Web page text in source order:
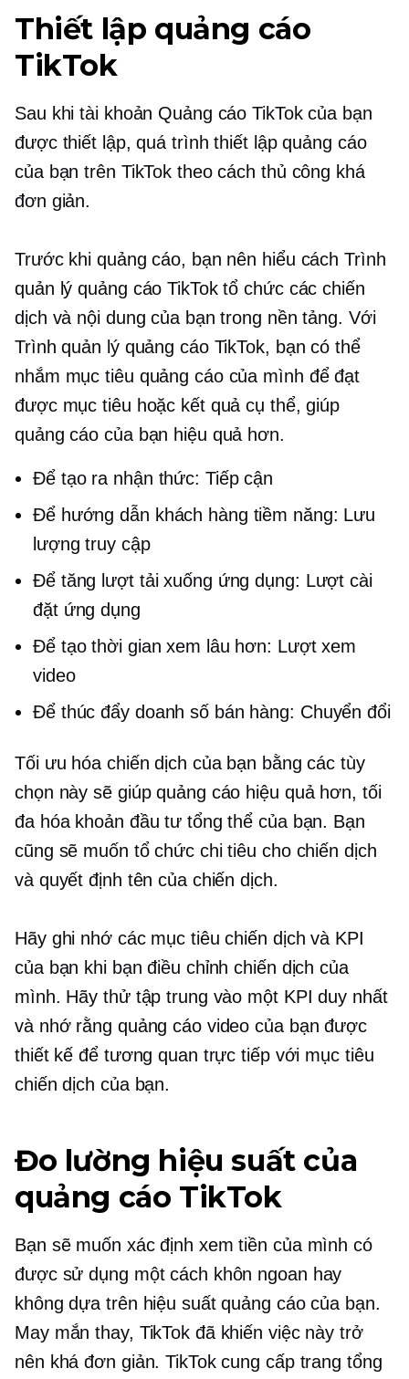
Thiết lập quảng cáo
TikTok
Sau khi tài khoản Quảng cáo TikTok của bạn
được thiết lập, quá trình thiết lập quảng cáo
của bạn trên TikTok theo cách thủ công khá
đơn giản.
Trước khi quảng cáo, bạn nên hiểu cách Trình
quản lý quảng cáo TikTok tổ chức các chiến
dịch và nội dung của bạn trong nền tảng. Với
Trình quản lý quảng cáo TikTok, bạn có thể
nhắm mục tiêu quảng cáo của mình để đạt
được mục tiêu hoặc kết quả cụ thể, giúp
quảng cáo của bạn hiệu quả hơn.
Để tạo ra nhận thức: Tiếp cận
Để hướng dẫn khách hàng tiềm năng: Lưu
lượng truy cập
Để tăng lượt tải xuống ứng dụng: Lượt cài
đặt ứng dụng
Để tạo thời gian xem lâu hơn: Lượt xem
video
Để thúc đẩy doanh số bán hàng: Chuyển đổi
Tối ưu hóa chiến dịch của bạn bằng các tùy
chọn này sẽ giúp quảng cáo hiệu quả hơn, tối
đa hóa khoản đầu tư tổng thể của bạn. Bạn
cũng sẽ muốn tổ chức chi tiêu cho chiến dịch
và quyết định tên của chiến dịch.
Hãy ghi nhớ các mục tiêu chiến dịch và KPI
của bạn khi bạn điều chỉnh chiến dịch của
mình. Hãy thử tập trung vào một KPI duy nhất
và nhớ rằng quảng cáo video của bạn được
thiết kế để tương quan trực tiếp với mục tiêu
chiến dịch của bạn.
Đo lường hiệu suất của
quảng cáo TikTok
Bạn sẽ muốn xác định xem tiền của mình có
được sử dụng một cách khôn ngoan hay
không dựa trên hiệu suất quảng cáo của bạn.
May mắn thay, TikTok đã khiến việc này trở
nên khá đơn giản. TikTok cung cấp trang tổng